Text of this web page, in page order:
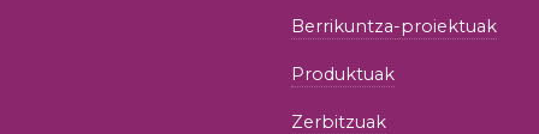
Berrikuntza-proiektuak
Produktuak
Zerbitzuak